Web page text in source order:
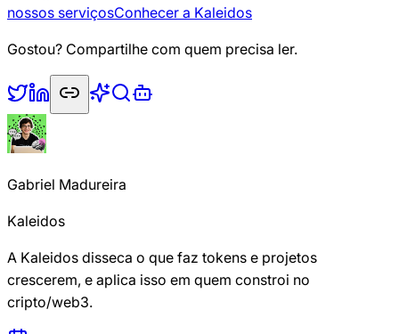
nossos serviçosConhecer a Kaleidos
Gostou? Compartilhe com quem precisa ler.
Gabriel Madureira
Kaleidos
A Kaleidos disseca o que faz tokens e projetos
crescerem, e aplica isso em quem constroi no
cripto/web3.